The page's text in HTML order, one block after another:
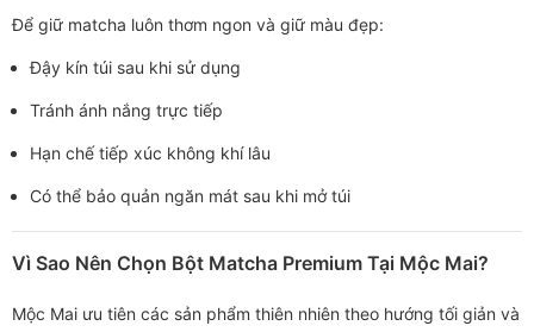
Để giữ matcha luôn thơm ngon và giữ màu đẹp:
Đậy kín túi sau khi sử dụng
Tránh ánh nắng trực tiếp
Hạn chế tiếp xúc không khí lâu
Có thể bảo quản ngăn mát sau khi mở túi
Vì Sao Nên Chọn Bột Matcha Premium Tại Mộc Mai?
Mộc Mai ưu tiên các sản phẩm thiên nhiên theo hướng tối giản và